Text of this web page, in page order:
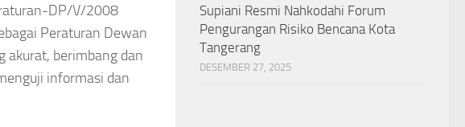
DP/V/2008
Peraturan Dewan
akurat, berimbang dan
informasi dan
Supiani Resmi Nahkodahi Forum
Pengurangan Risiko Bencana Kota
Tangerang
DESEMBER 27, 2025